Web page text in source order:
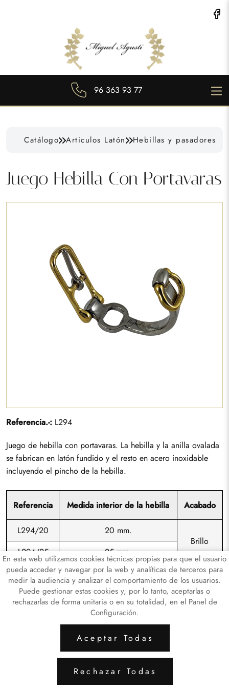
96 363 93 77
Catálogo Articulos Latón Hebillas y pasadores
Juego Hebilla Con Portavaras
Referencia.-: L294
Juego de hebilla con portavaras. La hebilla y la anilla ovalada
se fabrican en latón fundido y el resto en acero inoxidable
incluyendo el pincho de la hebilla.
Referencia Medida interior de la hebilla Acabado
L294/20
20 mm.
Brillo
L294/25
25 mm.
En esta web utilizamos cookies técnicas propias para que el usuario
pueda acceder y navegar por la web y analíticas de terceros para
medir la audiencia y analizar el comportamiento de los usuarios.
Puede gestionar estas cookies y, por lo tanto, aceptarlas o
rechazarlas de forma unitaria o en su totalidad, en el Panel de
Configuración.
Aceptar Todas
Rechazar Todas
ARTICULOS LATÓN ARTICULOS DE
Aviso Legal
Política de Privacidad de Datos
Política de Cookies
Configuración de Cookies